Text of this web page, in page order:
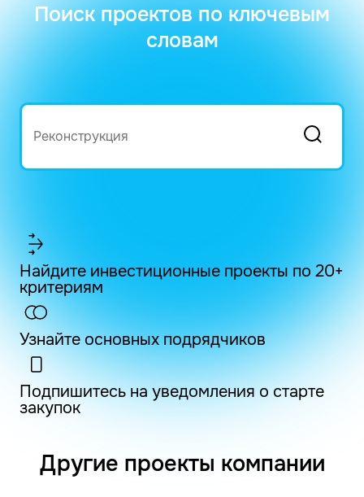
Поиск проектов по ключевым
словам
Найдите инвестиционные проекты по 20+
критериям
Узнайте основных подрядчиков
Подпишитесь на уведомления о старте
закупок
Другие проекты компании